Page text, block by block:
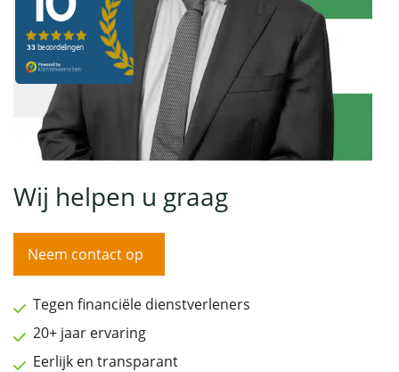
Wij helpen u graag
Neem contact op
Tegen financiële dienstverleners
20+ jaar ervaring
Eerlijk en transparant